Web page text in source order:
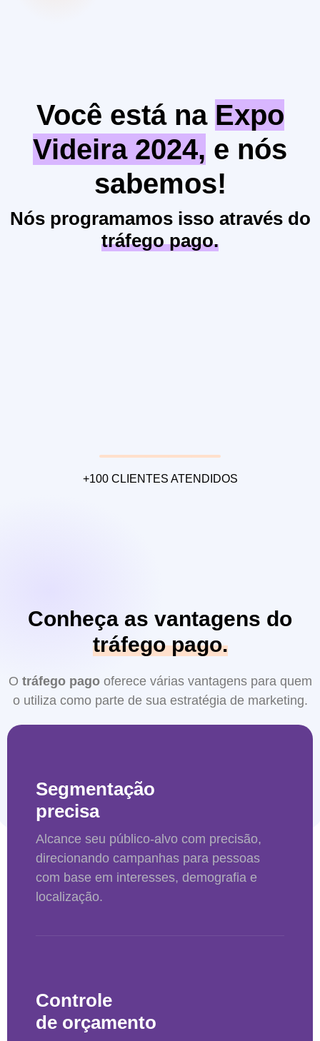
Você está na Expo
Videira 2024, e nós
sabemos!
Nós programamos isso através do
tráfego pago.
+100 CLIENTES ATENDIDOS
Conheça as vantagens do
tráfego pago.
O tráfego pagooferece várias vantagens para quem
o utiliza como parte de sua estratégia de marketing.
Segmentação
precisa
Alcance seu público-alvo com precisão,
direcionando campanhas para pessoas
com base em interesses, demografia e
localização.
Controle
de orçamento